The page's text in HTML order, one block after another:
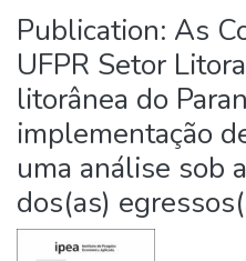
Statistics
Tips
About Us
Publication: As
UFPR Setor
litorânea do
implementação
uma análise sob
dos(as)